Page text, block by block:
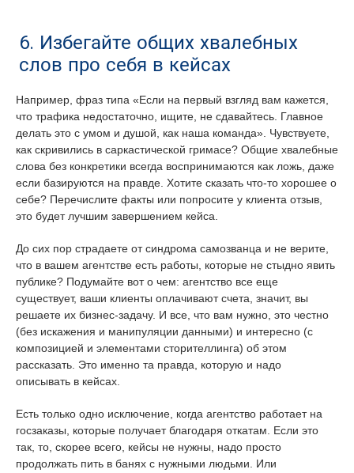
6. Избегайте общих хвалебных
слов про себя в кейсах
Например, фраз типа «Если на первый взгляд вам кажется,
что трафика недостаточно, ищите, не сдавайтесь. Главное
делать это с умом и душой, как наша команда». Чувствуете,
как скривились в саркастической гримасе? Общие хвалебные
слова без конкретики всегда воспринимаются как ложь, даже
если базируются на правде. Хотите сказать что-то хорошее о
себе? Перечислите факты или попросите у клиента отзыв,
это будет лучшим завершением кейса.
До сих пор страдаете от синдрома самозванца и не верите,
что в вашем агентстве есть работы, которые не стыдно явить
публике? Подумайте вот о чем: агентство все еще
существует, ваши клиенты оплачивают счета, значит, вы
решаете их бизнес-задачу. И все, что вам нужно, это честно
(без искажения и манипуляции данными) и интересно (с
композицией и элементами сторителлинга) об этом
рассказать. Это именно та правда, которую и надо
описывать в кейсах.
Есть только одно исключение, когда агентство работает на
госзаказы, которые получает благодаря откатам. Если это
так, то, скорее всего, кейсы не нужны, надо просто
продолжать пить в банях с нужными людьми. Или